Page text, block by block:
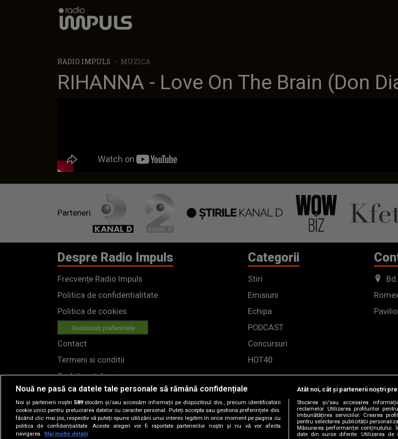
Radio Impuls
RADIO IMPULS MUZICA
RIHANNA - Love On The Brain (Don
Parteneri:
Despre Radio Impuls
Frecvențe Radio Impuls
Politica de confidentialitate
Politica de cookies
Gestionați preferințele
Contact
Termeni si conditii
Cod deontologic
Regulamente
Categorii
Stiri
Emisiuni
Echipa
PODCAST
Concursuri
HOT40
Nouă ne pasă ca datele tale personale să rămână confidențiale
Noi și partenerii noștri 589stocăm și/sau accesăm informații pe dispozitivul dvs., precum identificatorii
cookie unici pentru prelucrarea datelor cu caracter personal. Puteți accepta sau gestiona preferințele dvs.
făcând clic mai jos, respectiv vă puteți opune utilizării unui interes legitim în orice moment pe pagina cu
politica de confidențialitate. Aceste alegeri vor fi raportate partenerilor noștri și nu vă vor afecta
navigarea.
Mai multe detalii
Atât noi, cât și partenerii noștri
Stocarea și/sau accesarea
reclamelor. Utilizarea profilurilor
îmbunătățirea serviciilor. Crearea
pentru selectarea publicității
Măsurarea performanței conținutului.
date din surse diferite. Utilizarea de